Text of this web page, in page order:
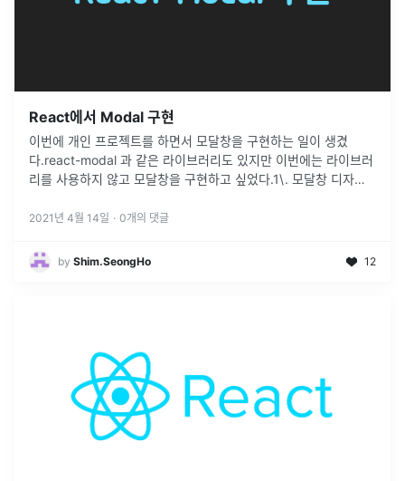
React에서 Modal 구현
이번에 개인 프로젝트를 하면서 모달창을 구현하는 일이 생겼
다.react-modal 과 같은 라이브러리도 있지만 이번에는 라이브러
리를 사용하지 않고 모달창을 구현하고 싶었다.1\. 모달창 디자인
2021년 4월 14일 · 0개의 댓글
by Shim.SeongHo 12